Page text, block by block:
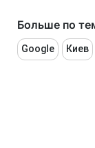
Больше по
Google Киев